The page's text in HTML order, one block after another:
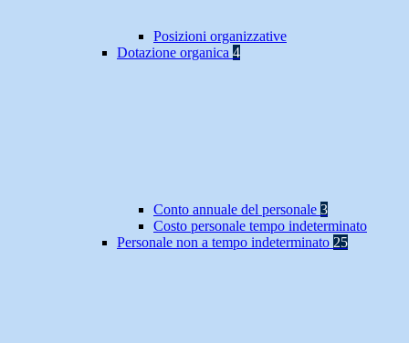
Posizioni organizzative
Dotazione organica 4
Conto annuale del personale 3
Costo personale tempo indeterminato
Personale non a tempo indeterminato 25